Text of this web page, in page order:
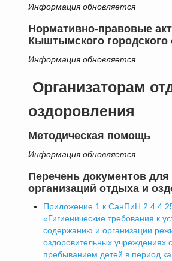
Информация обновляется
Нормативно-правовые
Кыштымского городского
Информация обновляется
Организаторам
оздоровления
Методическая помощь
Информация обновляется
Перечень документов для
организаций отдыха и
Приложение 1 к СанПиН
«Гигиенические требования к
содержанию и организации
оздоровительных учреждениях
пребыванием детей в период